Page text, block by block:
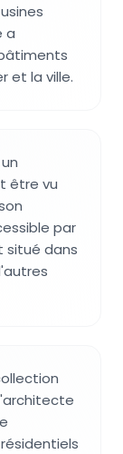
a
et la ville.
être vu
par
situé dans